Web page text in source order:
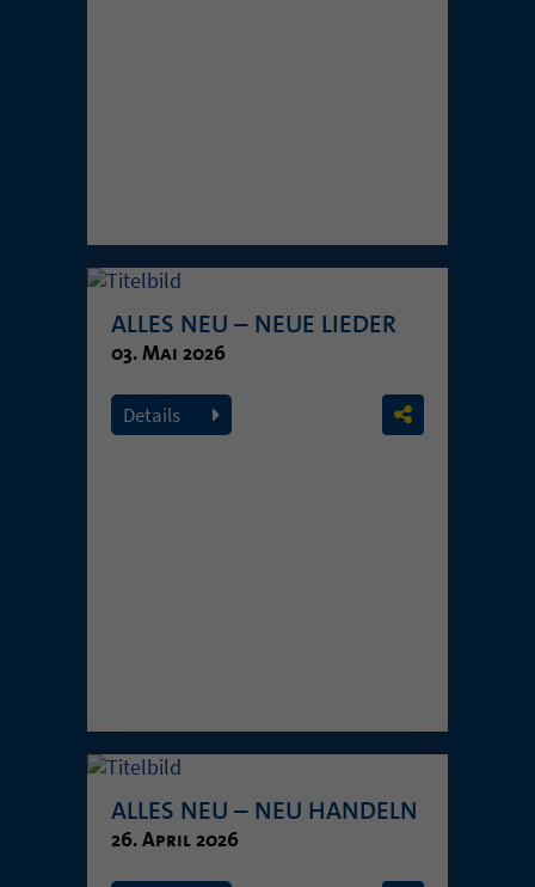
ALLES NEU – NEUE LIEDER
03. Mai 2026
Details
ALLES NEU – NEU HANDELN
26. April 2026